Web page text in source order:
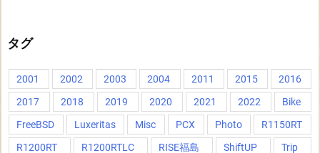
タグ
2001 2002 2003 2004 2011 2015
2016
2017
2018 2019 2020 2021 2022
Bike
FreeBSD
Luxeritas Misc PCX Photo
R1150RT
R1200RT
R1200RTLC RISE福島 ShiftUP Trip